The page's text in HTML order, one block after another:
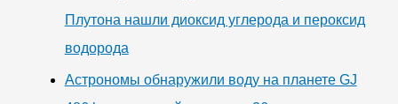
Плутона нашли диоксид углерода и пероксид
водорода
Астрономы обнаружили воду на планете GJ